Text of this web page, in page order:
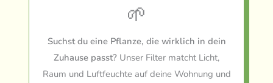
🌱
Suchst du eine Pflanze, die wirklich in dein
Zuhause passt? Unser Filter matcht Licht,
Raum und Luftfeuchte auf deine Wohnung und